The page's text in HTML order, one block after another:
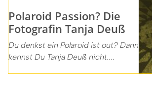
Polaroid Passion? Die
Fotografin Tanja Deuß
Du denkst ein Polaroid ist out? Dann
kennst Du Tanja Deuß nicht....